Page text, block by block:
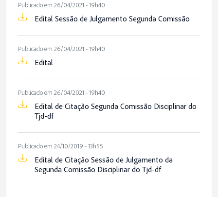
Publicado em 26/04/2021 - 19h40
Edital Sessão de Julgamento Segunda Comissão
Publicado em 26/04/2021 - 19h40
Edital
Publicado em 26/04/2021 - 19h40
Edital de Citação Segunda Comissão Disciplinar do
Tjd-df
Publicado em 24/10/2019 - 13h55
Edital de Citação Sessão de Julgamento da
Segunda Comissão Disciplinar do Tjd-df